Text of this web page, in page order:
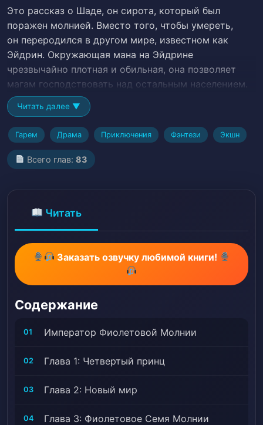
Это рассказ о Шаде, он сирота, который был
поражен молнией. Вместо того, чтобы умереть,
он переродился в другом мире, известном как
Эйдрин. Окружающая мана на Эйдрине
чрезвычайно плотная и обильная, она позволяет
магам господствовать над остальным населением.
Следуйте за Шадом, поскольку он развивает силы,
чтобы выжить в этом новом мире и достигает
высот, которые, как считается, недостижимы для
смертных, все в стремлении узнать правду о его
реинкарнацией и фиолетовой молнии, которая
находится в его душе.
Читать далее ▼
Гарем Драма Приключения Фэнтези Экшн
Всего глав:83
Читать
Заказать озвучку любимой книги!
Содержание
01 Император Фиолетовой Молнии
02 Глава 1: Четвертый принц
03 Глава 2: Новый мир
04 Глава 3: Фиолетовое Семя Молнии